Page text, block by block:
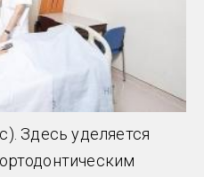
Здесь уделяется